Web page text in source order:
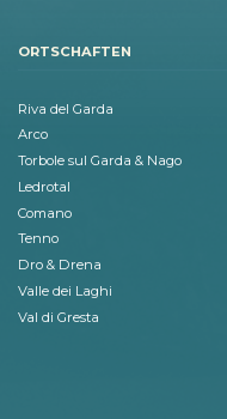
ORTSCHAFTEN
Riva del Garda
Arco
Torbole sul Garda & Nago
Ledrotal
Comano
Tenno
Dro & Drena
Valle dei Laghi
Val di Gresta